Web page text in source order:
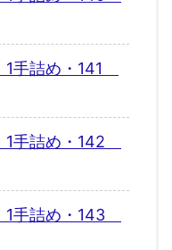
手詰め・141
手詰め・142
手詰め・143